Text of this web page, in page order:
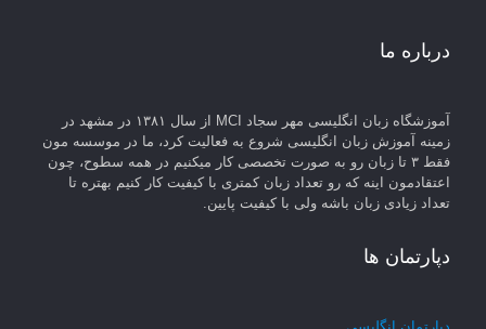
درباره ما
آموزشگاه زبان انگلیسی مهر سجاد MCI از سال ۱۳۸۱ در مشهد در
زمینه آموزش زبان انگلیسی شروع به فعالیت کرد، ما در موسسه مون
فقط ۳ تا زبان رو به صورت تخصصی کار میکنیم در همه سطوح، چون
اعتقادمون اینه که رو تعداد زبان کمتری با کیفیت کار کنیم بهتره تا
تعداد زیادی زبان باشه ولی با کیفیت پایین.
دپارتمان ها